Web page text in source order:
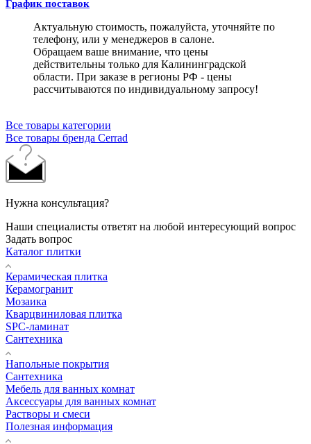
График поставок
Актуальную стоимость, пожалуйста, уточняйте по
телефону, или у менеджеров в салоне.
Обращаем ваше внимание, что цены
действительны только для Калининградской
области. При заказе в регионы РФ - цены
рассчитываются по индивидуальному запросу!
Все товары категории
Все товары бренда Cerrad
Нужна консультация?
Наши специалисты ответят на любой интересующий вопрос
Задать вопрос
Каталог плитки
Керамическая плитка
Керамогранит
Мозаика
Кварцвиниловая плитка
SPC-ламинат
Сантехника
Напольные покрытия
Сантехника
Мебель для ванных комнат
Аксессуары для ванных комнат
Растворы и смеси
Полезная информация